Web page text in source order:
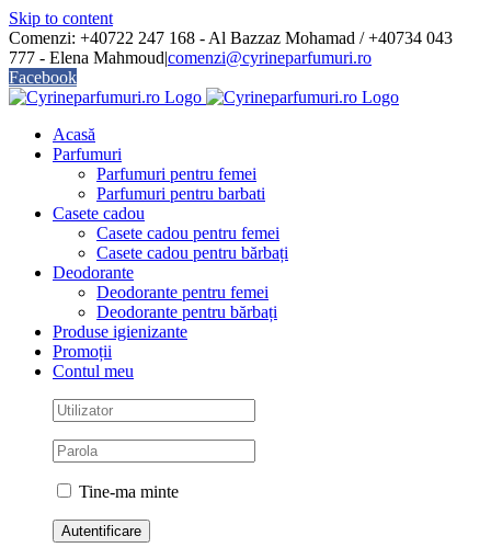
Skip to content
Comenzi: +40722 247 168 - Al Bazzaz Mohamad / +40734 043
777 - Elena Mahmoud|comenzi@cyrineparfumuri.ro
Facebook
Acasă
Parfumuri
Parfumuri pentru femei
Parfumuri pentru barbati
Casete cadou
Casete cadou pentru femei
Casete cadou pentru bărbați
Deodorante
Deodorante pentru femei
Deodorante pentru bărbați
Produse igienizante
Promoții
Contul meu
Tine-ma minte